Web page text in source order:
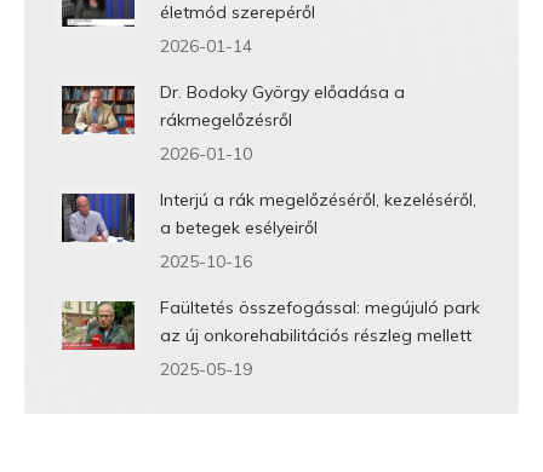
életmód szerepéről
2026-01-14
Dr. Bodoky György előadása a
rákmegelőzésről
2026-01-10
Interjú a rák megelőzéséről, kezeléséről,
a betegek esélyeiről
2025-10-16
Faültetés összefogással: megújuló park
az új onkorehabilitációs részleg mellett
2025-05-19